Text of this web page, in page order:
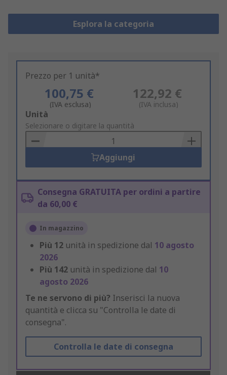
Esplora la categoria
Prezzo per 1 unità*
100,75 €
(IVA esclusa)
122,92 €
(IVA inclusa)
Add
to
Basket
Unità
Selezionare o digitare la quantità
Aggiungi
Consegna GRATUITA per ordini a partire
da 60,00 €
In magazzino
Più 12 unità in spedizione dal 10 agosto
2026
Più 142 unità in spedizione dal 10
agosto 2026
Te ne servono di più? Inserisci la nuova
quantità e clicca su "Controlla le date di
consegna".
Controlla le date di consegna